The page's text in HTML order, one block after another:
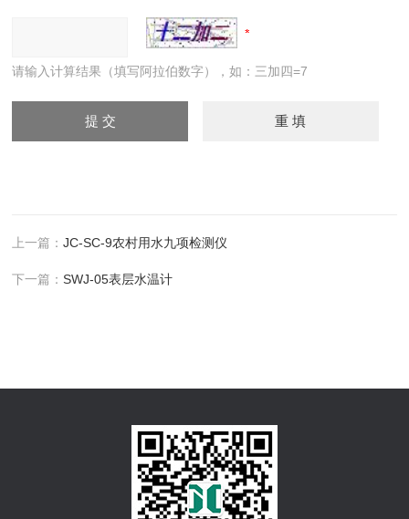
请输入计算结果（填写阿拉伯数字），如：三加四=7
上一篇：JC-SC-9农村用水九项检测仪
下一篇：SWJ-05表层水温计